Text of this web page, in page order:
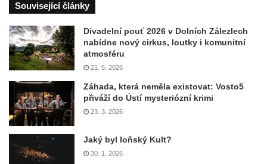
Související články
Divadelní pouť 2026 v Dolních Zálezlech
nabídne nový cirkus, loutky i komunitní
atmosféru
21. 5. 2026
Záhada, která neměla existovat: Vosto5
přiváží do Ústí mysteriózní krimi
23. 3. 2026
Jaký byl loňský Kult?
30. 1. 2026